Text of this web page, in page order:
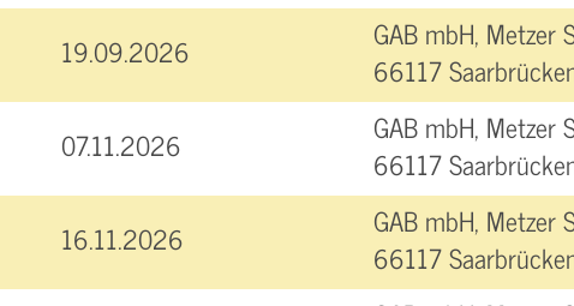
19.09.2026
GAB mbH, Metzer
66117
07.11.2026
GAB mbH, Metzer
66117
16.11.2026
GAB mbH, Metzer
66117